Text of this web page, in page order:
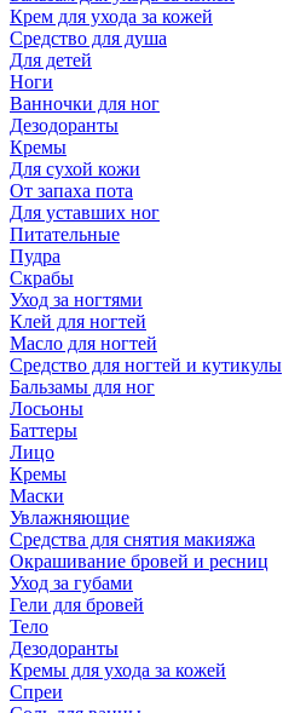
Крем для ухода за кожей
Средство для душа
Для детей
Ноги
Ванночки для ног
Дезодоранты
Кремы
Для сухой кожи
От запаха пота
Для уставших ног
Питательные
Пудра
Скрабы
Уход за ногтями
Клей для ногтей
Масло для ногтей
Средство для ногтей и кутикулы
Бальзамы для ног
Лосьоны
Баттеры
Лицо
Кремы
Маски
Увлажняющие
Средства для снятия макияжа
Окрашивание бровей и ресниц
Уход за губами
Гели для бровей
Тело
Дезодоранты
Кремы для ухода за кожей
Спреи